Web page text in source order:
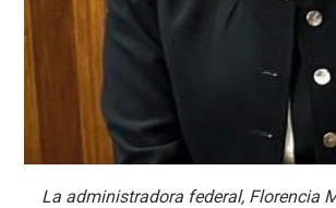
La administradora federal, Florencia